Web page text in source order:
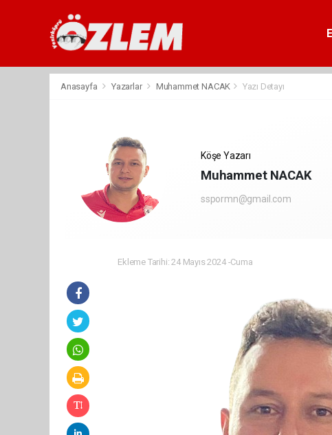
Anasayfa Yazarlar Muhammet NACAK Yazı Detayı
Köşe Yazarı
Muhammet NACAK
sspormn@gmail.com
Ekleme Tarihi: 24 Mayıs 2024 -Cuma